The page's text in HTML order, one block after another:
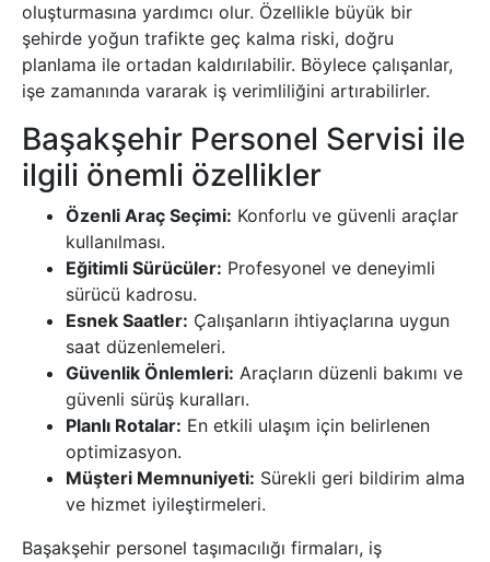
oluşturmasına yardımcı olur. Özellikle büyük bir
şehirde yoğun trafikte geç kalma riski, doğru
planlama ile ortadan kaldırılabilir. Böylece çalışanlar,
işe zamanında vararak iş verimliliğini artırabilirler.
Başakşehir Personel Servisi ile
ilgili önemli özellikler
Özenli Araç Seçimi: Konforlu ve güvenli araçlar
kullanılması.
Eğitimli Sürücüler: Profesyonel ve deneyimli
sürücü kadrosu.
Esnek Saatler: Çalışanların ihtiyaçlarına uygun
saat düzenlemeleri.
Güvenlik Önlemleri: Araçların düzenli bakımı ve
güvenli sürüş kuralları.
Planlı Rotalar: En etkili ulaşım için belirlenen
optimizasyon.
Müşteri Memnuniyeti: Sürekli geri bildirim alma
ve hizmet iyileştirmeleri.
Başakşehir personel taşımacılığı firmaları, iş